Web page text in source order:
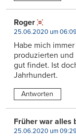
Roger
25.06.2020 um 06:09
Habe mich
produzierten
gut findet. Ist
Jahrhundert.
Antworten
Früher war alles
25.06.2020 um 09:29